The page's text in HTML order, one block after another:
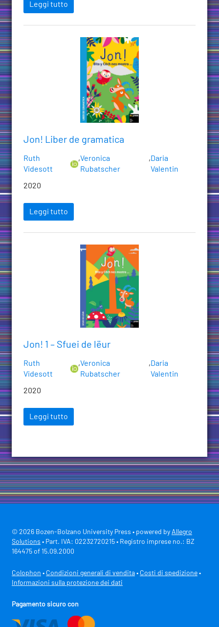
Leggi tutto
Jon! Liber de gramatica
Ruth
Videsott
,Veronica
Rubatscher
,Daria
Valentin
2020
Leggi tutto
Jon! 1 – Sfuei de lëur
Ruth
Videsott
,Veronica
Rubatscher
,Daria
Valentin
2020
Leggi tutto
© 2026 Bozen-Bolzano University Press • powered by Allegro
Solutions • Part. IVA: 02232720215 • Registro imprese no.: BZ
164475 of 15.09.2000
Colophon • Condizioni generali di vendita • Costi di spedizione •
Informazioni sulla protezione dei dati
Pagamento sicuro con